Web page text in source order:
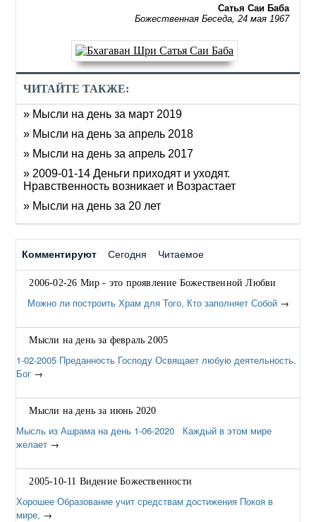
Сатья Саи Баба
Божественная Беседа, 24 мая 1967
ЧИТАЙТЕ ТАКЖЕ:
» Мысли на день за март 2019
» Мысли на день за апрель 2018
» Мысли на день за апрель 2017
» 2009-01-14 Деньги приходят и уходят.
Нравственность возникает и Возрастает
» Мысли на день за 20 лет
Комментируют Сегодня Читаемое
2006-02-26 Мир - это проявление Божественной Любви
Можно ли построить Храм для Того, Кто заполняет Собой →
Мысли на день за февраль 2005
1-02-2005 Преданность Господу Освящает любую деятельность.
Бог →
Мысли на день за июнь 2020
Мысль из Ашрама на день 1-06-2020 Каждый в этом мире
желает →
2005-10-11 Видение Божественности
Хорошее Образование учит средствам достижения Покоя в
мире, →